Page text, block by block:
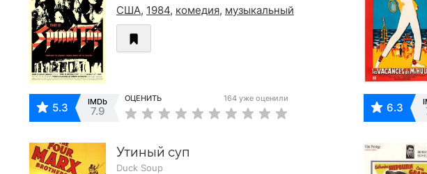
США, 1984, комедия, музыкальный
5.3 IMDb
7.9
ОЦЕНИТЬ 164 уже оценили
6.3
Утиный суп
Duck Soup